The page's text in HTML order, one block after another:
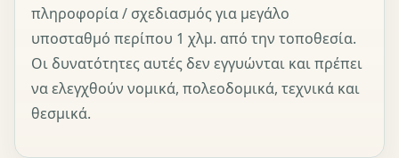
πληροφορία / σχεδιασμός για μεγάλο
υποσταθμό περίπου 1 χλμ. από την τοποθεσία.
Οι δυνατότητες αυτές δεν εγγυώνται και πρέπει
να ελεγχθούν νομικά, πολεοδομικά, τεχνικά και
θεσμικά.